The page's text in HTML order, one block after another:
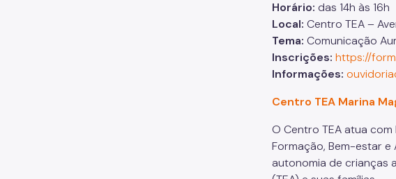
Horário: das 14h às 16h
Local: Centro TEA –
Tema: Comunicação
Inscrições: https://
Informações:
Centro TEA Marina
O Centro TEA atua
Formação, Bem-estar
autonomia de crianças